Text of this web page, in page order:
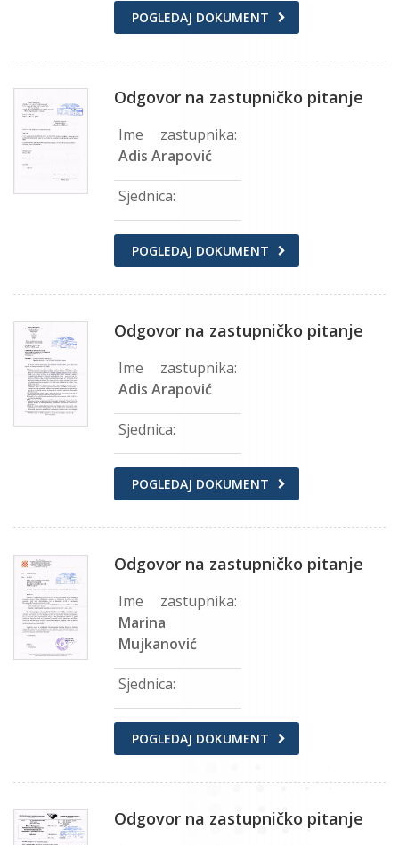
POGLEDAJ DOKUMENT
Odgovor na zastupničko pitanje
Ime zastupnika:
Adis Arapović
Sjednica:
POGLEDAJ DOKUMENT
Odgovor na zastupničko pitanje
Ime zastupnika:
Adis Arapović
Sjednica:
POGLEDAJ DOKUMENT
Odgovor na zastupničko pitanje
Ime zastupnika:
Marina
Mujkanović
Sjednica:
POGLEDAJ DOKUMENT
Odgovor na zastupničko pitanje